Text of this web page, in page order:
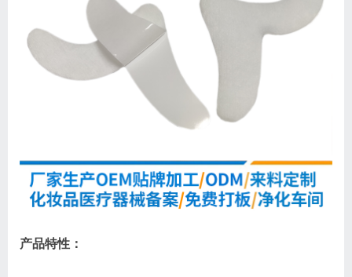
产品特性：